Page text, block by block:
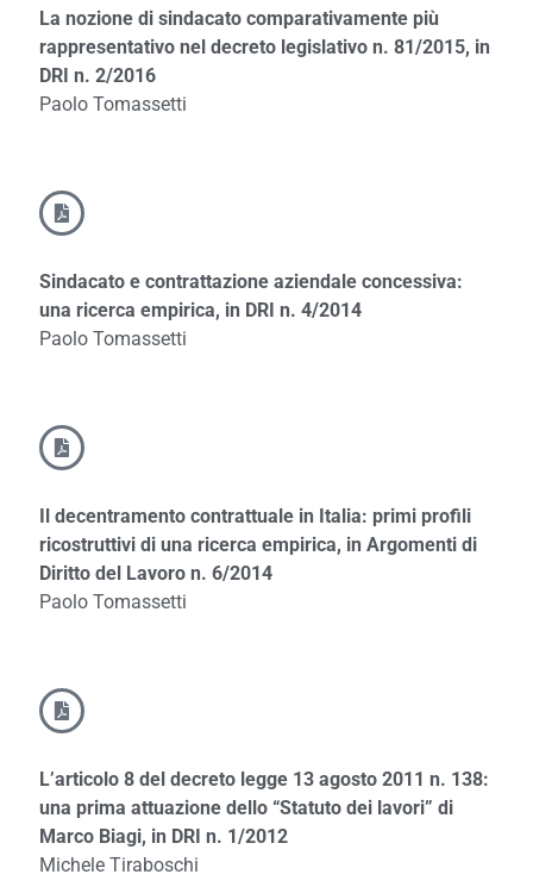
La nozione di sindacato comparativamente più
rappresentativo nel decreto legislativo n. 81/2015, in
DRI n. 2/2016
Paolo Tomassetti
Sindacato e contrattazione aziendale concessiva:
una ricerca empirica, in DRI n. 4/2014
Paolo Tomassetti
Il decentramento contrattuale in Italia: primi profili
ricostruttivi di una ricerca empirica, in Argomenti di
Diritto del Lavoro n. 6/2014
Paolo Tomassetti
L’articolo 8 del decreto legge 13 agosto 2011 n. 138:
una prima attuazione dello “Statuto dei lavori” di
Marco Biagi, in DRI n. 1/2012
Michele Tiraboschi